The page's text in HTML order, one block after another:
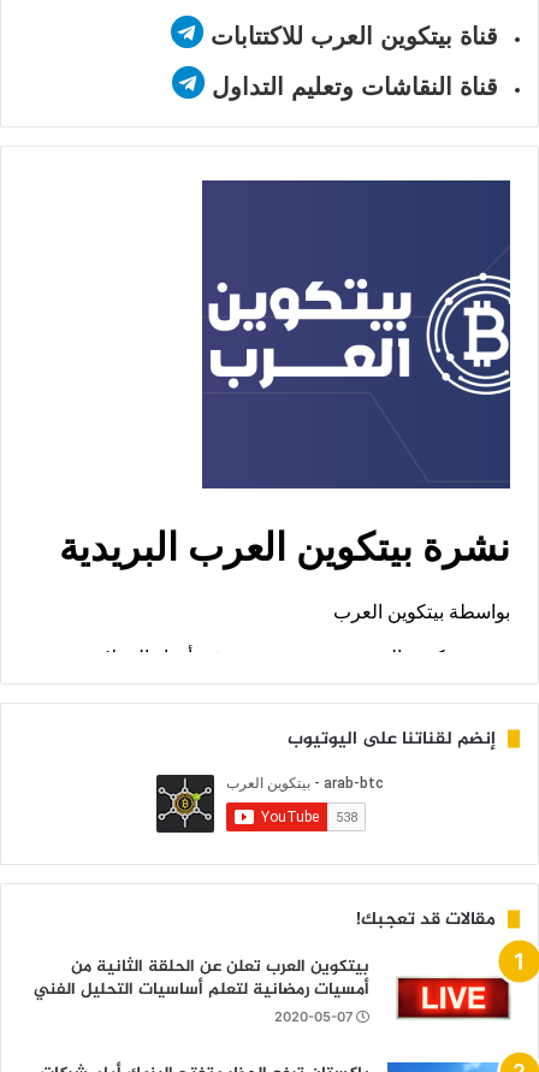
قناة بيتكوين العرب للاكتتابات
قناة النقاشات وتعليم التداول
إنضم لقناتنا على اليوتيوب
مقالات قد تعجبك!
بيتكوين العرب تعلن عن الحلقة الثانية من
أمسيات رمضانية لتعلم أساسيات التحليل الفني
2020-05-07